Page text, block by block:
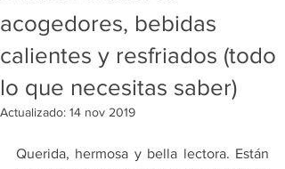
acogedores, bebidas
calientes y resfriados (todo
lo que necesitas saber)
Actualizado: 14 nov 2019
Querida, hermosa y bella lectora. Están